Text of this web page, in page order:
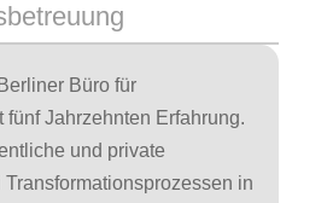
Büro für
fünf Jahrzehnten Erfahrung.
und private
in